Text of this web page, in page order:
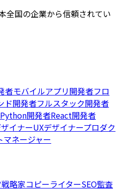
全国の企業から信頼されてい
者モバイルアプリ開発者フロ
ド開発者フルスタック開発者
Python開発者React開発者
イナーUXデザイナープロダク
マネージャー
略家コピーライターSEO監査